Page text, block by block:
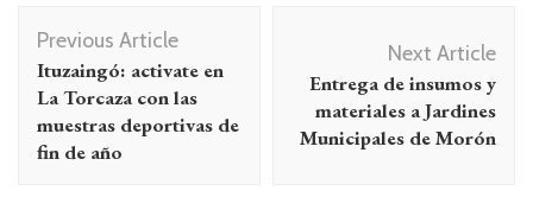
Navegación
de
entradas
Previous Article
Ituzaingó: activate en
La Torcaza con las
muestras deportivas de
fin de año
Next Article
Entrega de insumos y
materiales a Jardines
Municipales de Morón